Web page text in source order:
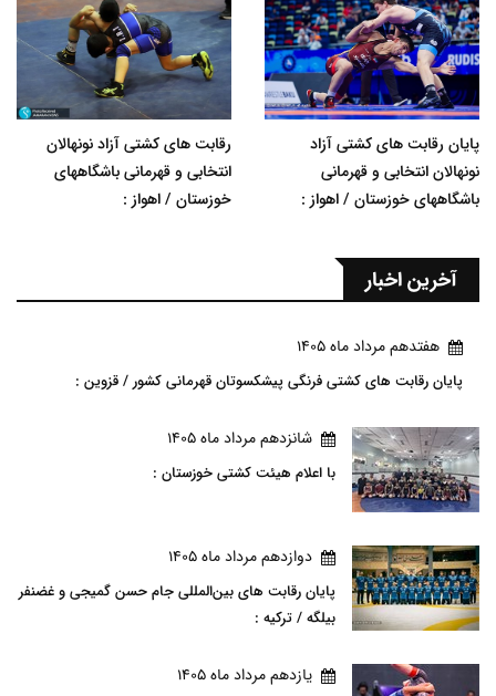
پایان رقابت های کشتی آزاد
نونهالان انتخابی و قهرمانی
باشگاههای خوزستان / اهواز :
رقابت های کشتی آزاد نونهالان
انتخابی و قهرمانی باشگاههای
خوزستان / اهواز :
آخرین اخبار
هفتدهم مرداد ماه 1405
پایان رقابت های کشتی فرنگی پیشکسوتان قهرمانی کشور / قزوین :
شانزدهم مرداد ماه 1405
با اعلام هیئت کشتی خوزستان :
دوازدهم مرداد ماه 1405
پایان رقابت های بین‌المللی جام حسن گمیجی و غضنفر
بیلگه / ترکیه :
يازدهم مرداد ماه 1405